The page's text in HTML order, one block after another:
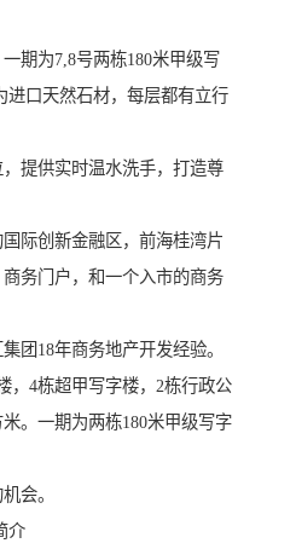
期为7,8号两栋180米甲级写
进口天然石材，每层都有立行
提供实时温水洗手，打造尊
际创新金融区，前海桂湾片
务门户，和一个入市的商务
团18年商务地产开发经验。
，4栋超甲写字楼，2栋行政公
。一期为两栋180米甲级写字
会。
介